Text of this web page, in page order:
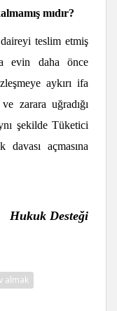
mıdır?
daireyi teslim etmiş
evin daha önce
aykırı ifa
zarara uğradığı
şekilde Tüketici
açmasına
Hukuk Desteği
almak